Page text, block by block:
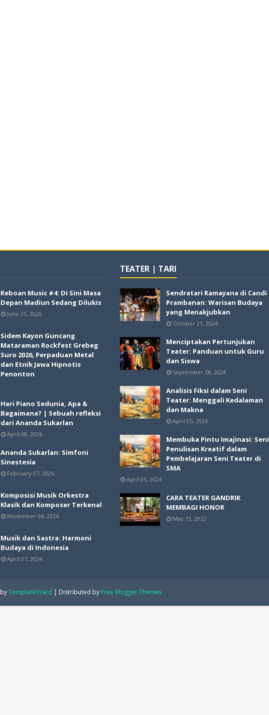
Reboan Music #4: Di Sini Masa
Depan Madiun Sedang Dilukis
June 25, 2026
Sidem Kayon Guncang
Mataraman Rockfest Grebeg
Suro 2026, Perpaduan Metal
dan Etnik Jawa Hipnotis
Penonton
Hari Piano Sedunia, Apa &
Bagaimana? | Sebuah refleksi
dari Ananda Sukarlan
April 08, 2026
Ananda Sukarlan: Simfoni
Sinestesia
February 07, 2026
Komposisi Musik Orkestra
Klasik dan Komposer Terkenal
November 04, 2024
Musik dan Sastra: Harmoni
Budaya di Indonesia
April 07, 2024
TEATER | TARI
Sendratari Ramayana di Candi
Prambanan: Warisan Budaya
yang Menakjubkan
October 21, 2024
Menciptakan Pertunjukan
Teater: Panduan untuk Guru
dan Siswa
September 28, 2024
Analisis Fiksi dalam Seni
Teater: Menggali Kedalaman
dan Makna
April 05, 2024
Membuka Pintu Imajinasi: Seni
Penulisan Kreatif dalam
Pembelajaran Seni Teater di
SMA
April 05, 2024
CARA TEATER GANDRIK
MEMBAGI HONOR
May 13, 2022
byTemplatesYard | Distributed by Free Blogger Themes